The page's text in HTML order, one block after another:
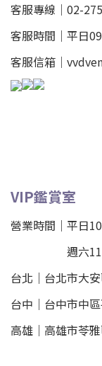
客服專線｜02-
客服時間｜平日
客服信箱｜
VIP鑑賞室
營業時間｜平日
週六11:00-
台北 ｜ 台北市大
台中｜ 台中市中
高雄｜ 高雄市苓